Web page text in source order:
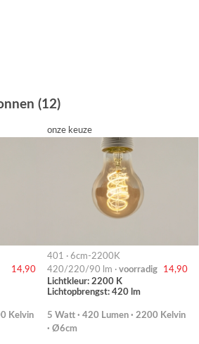
(12)
14,90
Kelvin
onze keuze
401 · 6cm-2200K
420/220/90 lm · voorradig
14,90
Lichtkleur: 2200 K
Lichtopbrengst: 420 lm
5 Watt · 420 Lumen · 2200 Kelvin
· Ø6cm